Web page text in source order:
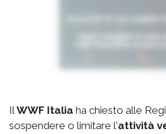
IlWWF Italia ha chiesto alle
sospendere o limitare l'attività